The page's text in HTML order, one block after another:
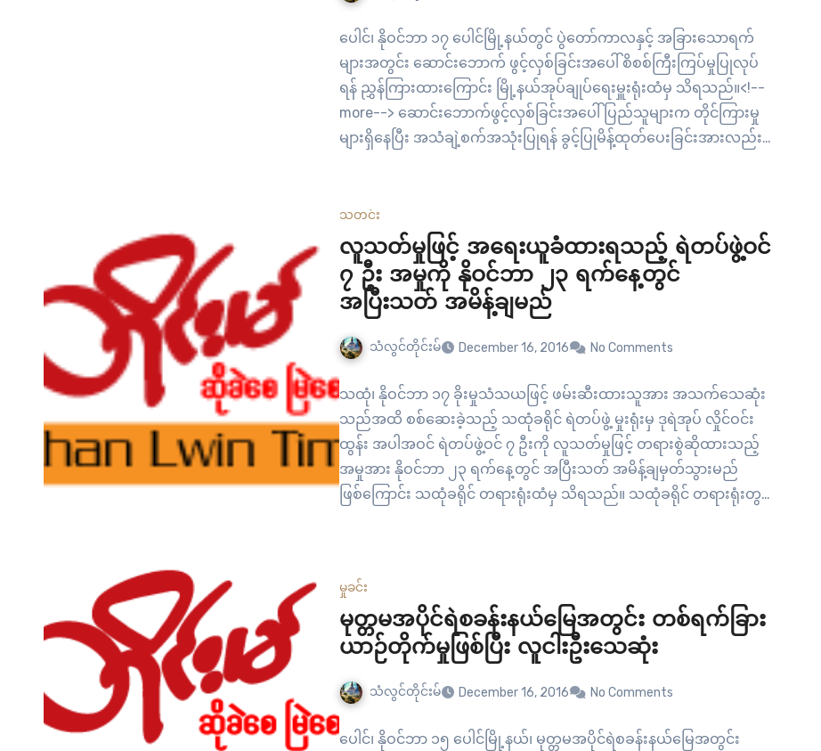
ပေါင်၊ နိုဝင်ဘာ ၁၇ ပေါင်မြို့နယ်တွင် ပွဲတော်ကာလနှင့် အခြားသောရက်
များအတွင်း ဆောင်းဘောက် ဖွင့်လှစ်ခြင်းအပေါ် စိစစ်ကြီးကြပ်မှုပြုလုပ်
ရန် ညွှန်ကြားထားကြောင်း မြို့နယ်အုပ်ချုပ်ရေးမှူးရုံးထံမှ သိရသည်။<!--
more--> ဆောင်းဘောက်ဖွင့်လှစ်ခြင်းအပေါ် ပြည်သူများက တိုင်ကြားမှု
များရှိနေပြီး အသံချဲ့စက်အသုံးပြုရန် ခွင့်ပြုမိန့်ထုတ်ပေးခြင်းအားလည်း
အပြိုင်အဆိုင် ထုနေကြတာ အိမ်မှာဘယ်လိုမှနေလို့မရဘူး။…
သတင်း
လူသတ်မှုဖြင့် အရေးယူခံထားရသည့် ရဲတပ်ဖွဲ့ဝင်
၇ ဦး အမှုကို နိုဝင်ဘာ ၂၃ ရက်နေ့တွင်
အပြီးသတ် အမိန့်ချမည်
သံလွင်တိုင်းမ် December 16, 2016 No Comments
သထုံ၊ နိုဝင်ဘာ ၁၇ ခိုးမှုသံသယဖြင့် ဖမ်းဆီးထားသူအား အသက်သေဆုံး
သည်အထိ စစ်ဆေးခဲ့သည့် သထုံခရိုင် ရဲတပ်ဖွဲ့ မှုးရုံးမှ ဒုရဲအုပ် လှိုင်ဝင်း
ထွန်း အပါအဝင် ရဲတပ်ဖွဲ့ဝင် ၇ ဦးကို လူသတ်မှုဖြင့် တရားစွဲဆိုထားသည့်
အမှုအား နိုဝင်ဘာ ၂၃ ရက်နေ့တွင် အပြီးသတ် အမိန့်ချမှတ်သွားမည်
ဖြစ်ကြောင်း သထုံခရိုင် တရားရုံးထံမှ သိရသည်။ သထုံခရိုင် တရားရုံးတွင်
မှုခင်း
မုတ္တမအပိုင်ရဲစခန်းနယ်မြေအတွင်း တစ်ရက်ခြား
ယာဉ်တိုက်မှုဖြစ်ပြီး လူငါးဦးသေဆုံး
သံလွင်တိုင်းမ် December 16, 2016 No Comments
ပေါင်၊ နိုဝင်ဘာ ၁၅ ပေါင်မြို့နယ်၊ မုတ္တမအပိုင်ရဲစခန်းနယ်မြေအတွင်း